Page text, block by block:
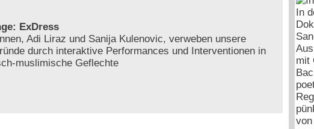
ExDress
Adi Liraz und Sanija Kulenovic, verweben unsere
durch interaktive Performances und Interventionen in
muslimische Geflechte
In
mit